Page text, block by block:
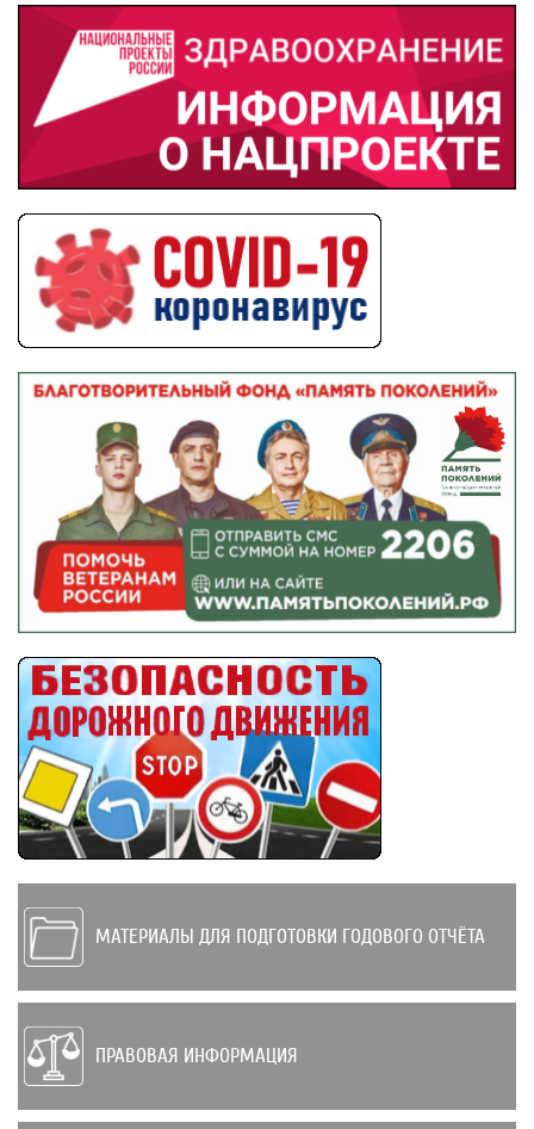
МАТЕРИАЛЫ ДЛЯ ПОДГОТОВКИ ГОДОВОГО ОТЧЁТА
ПРАВОВАЯ ИНФОРМАЦИЯ